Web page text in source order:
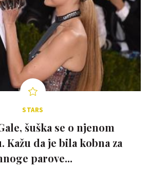
STARS
šuška se o njenom
da je bila kobna za
parove...